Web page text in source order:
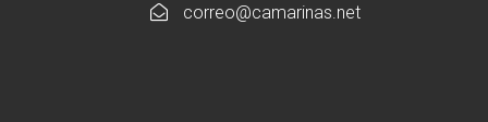
correo@camarinas.net